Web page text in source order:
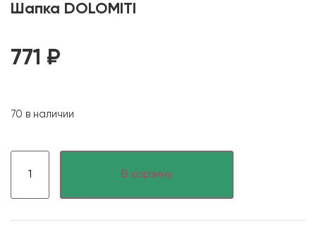
Шапка DOLOMITI
771 ₽
70 в наличии
В корзину